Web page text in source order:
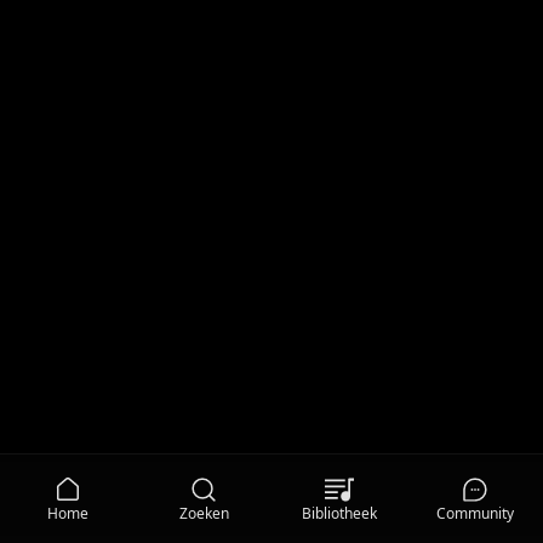
Home Zoeken Bibliotheek Community